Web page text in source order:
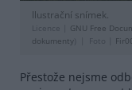
Ilustrační snímek.
Licence | GNU Free
dokumenty
Foto |
Přestože nejsme